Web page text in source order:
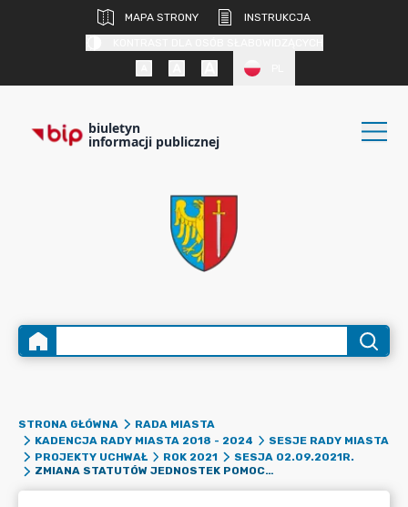
MAPA STRONY
INSTRUKCJA
biuletyn
informacji publicznej
STRONA GŁÓWNA
RADA MIASTA
KADENCJA RADY MIASTA 2018 - 2024
SESJE RADY MIASTA
PROJEKTY UCHWAŁ
ROK 2021
SESJA 02.09.2021R.
ZMIANA STATUTÓW JEDNOSTEK POMOCNICZYCH MIASTA